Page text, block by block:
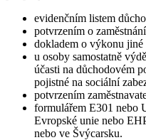
evidenčním listem
potvrzením o
dokladem o výkonu jiné
u osoby samostatně
účasti na důchodovém
pojistné na sociální
potvrzením
formulářem E301 nebo
Evropské unie nebo
nebo ve Švýcarsku.